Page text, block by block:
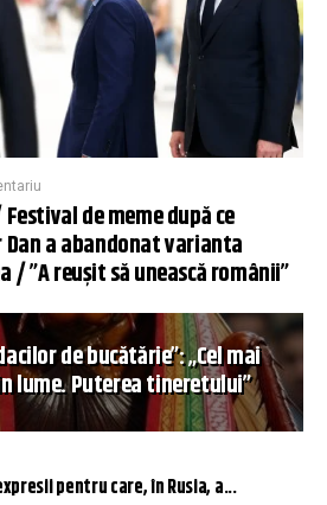
Festival de meme după ce
a abandonat varianta
/ ”A reușit să unească românii”
de bucătărie”: „Cel mai
lume. Puterea tineretului”
pentru care, în Rusia, a...